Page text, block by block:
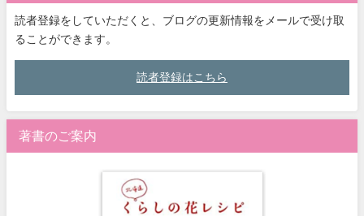
読者登録をしていただくと、ブログの更新情報をメールで受け取
ることができます。
読者登録はこちら
著書のご案内